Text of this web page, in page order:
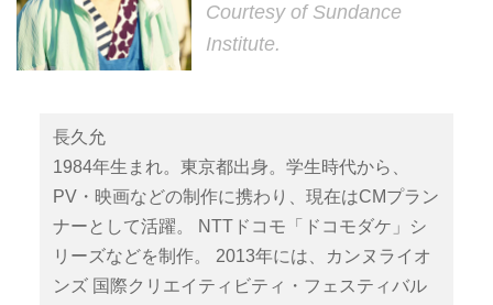
Courtesy of Sundance
Institute.
長久允
1984年生まれ。東京都出身。学生時代から、
PV・映画などの制作に携わり、現在はCMプラン
ナーとして活躍。 NTTドコモ「ドコモダケ」シ
リーズなどを制作。 2013年には、カンヌライオ
ンズ 国際クリエイティビティ・フェスティバル